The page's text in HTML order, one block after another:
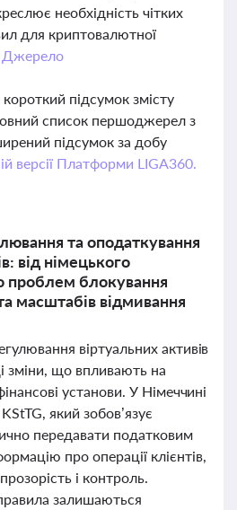
необхідність чітких
для криптовалютної
Джерело
підсумок змісту
список першоджерел з
підсумок за добу
версії Платформи LIGA360.
та оподаткування
від німецького
проблем блокування
масштабів відмивання
віртуальних активів
зміни, що впливають на
установи. У Німеччині
який зобов’язує
передавати податковим
про операції клієнтів,
і контроль.
залишаються